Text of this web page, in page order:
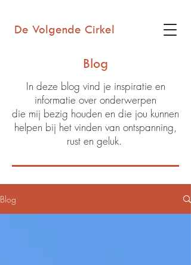
De Volgende Cirkel
Blog
In deze blog vind je inspiratie en
informatie over onderwerpen
die mij bezig houden en die jou kunnen
helpen bij het vinden van ontspanning,
rust en geluk.
Blog